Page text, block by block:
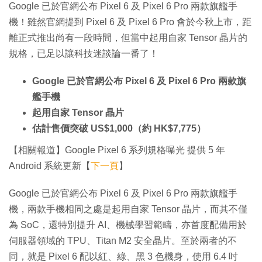
Google 已於官網公布 Pixel 6 及 Pixel 6 Pro 兩款旗艦手
機！雖然官網提到 Pixel 6 及 Pixel 6 Pro 會於今秋上市，距
離正式推出尚有一段時間，但當中起用自家 Tensor 晶片的
規格，已足以讓科技迷談論一番了！
Google 已於官網公布 Pixel 6 及 Pixel 6 Pro 兩款旗
艦手機
起用自家 Tensor 晶片
估計售價突破 US$1,000（約 HK$7,775）
【相關報道】Google Pixel 6 系列規格曝光 提供 5 年
Android 系統更新【下一頁】
Google 已於官網公布 Pixel 6 及 Pixel 6 Pro 兩款旗艦手
機，兩款手機相同之處是起用自家 Tensor 晶片，而其不僅
為 SoC，還特別提升 AI、機械學習範疇，亦首度配備用於
伺服器領域的 TPU、Titan M2 安全晶片。至於兩者的不
同，就是 Pixel 6 配以紅、綠、黑 3 色機身，使用 6.4 吋